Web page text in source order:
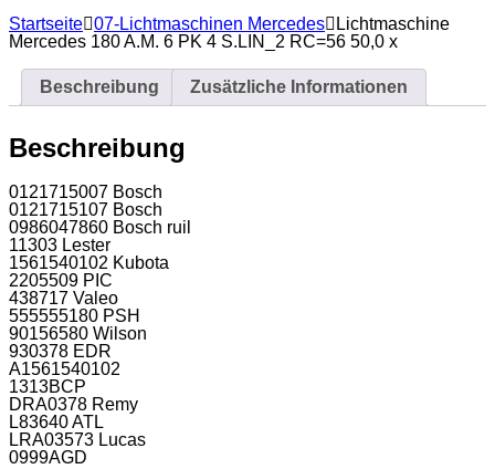
Startseite 07-Lichtmaschinen Mercedes
Lichtmaschine
Mercedes 180 A.M. 6 PK 4 S.LIN_2 RC=56 50,0 x
Beschreibung Zusätzliche Informationen
Beschreibung
0121715007 Bosch
0121715107 Bosch
0986047860 Bosch ruil
11303 Lester
1561540102 Kubota
2205509 PIC
438717 Valeo
555555180 PSH
90156580 Wilson
930378 EDR
A1561540102
1313BCP
DRA0378 Remy
L83640 ATL
LRA03573 Lucas
0999AGD